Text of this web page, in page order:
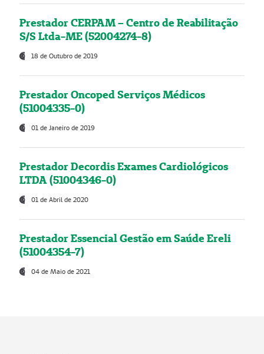
Prestador CERPAM – Centro de Reabilitação
S/S Ltda-ME (52004274-8)
18 de Outubro de 2019
Prestador Oncoped Serviços Médicos
(51004335-0)
01 de Janeiro de 2019
Prestador Decordis Exames Cardiológicos
LTDA (51004346-0)
01 de Abril de 2020
Prestador Essencial Gestão em Saúde Ereli
(51004354-7)
04 de Maio de 2021